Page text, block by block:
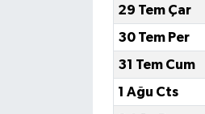
29 Tem Çar
30 Tem Per
31 Tem Cum
1 Ağu Cts